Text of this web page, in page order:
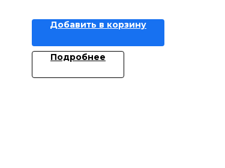
Добавить в корзину
Подробнее